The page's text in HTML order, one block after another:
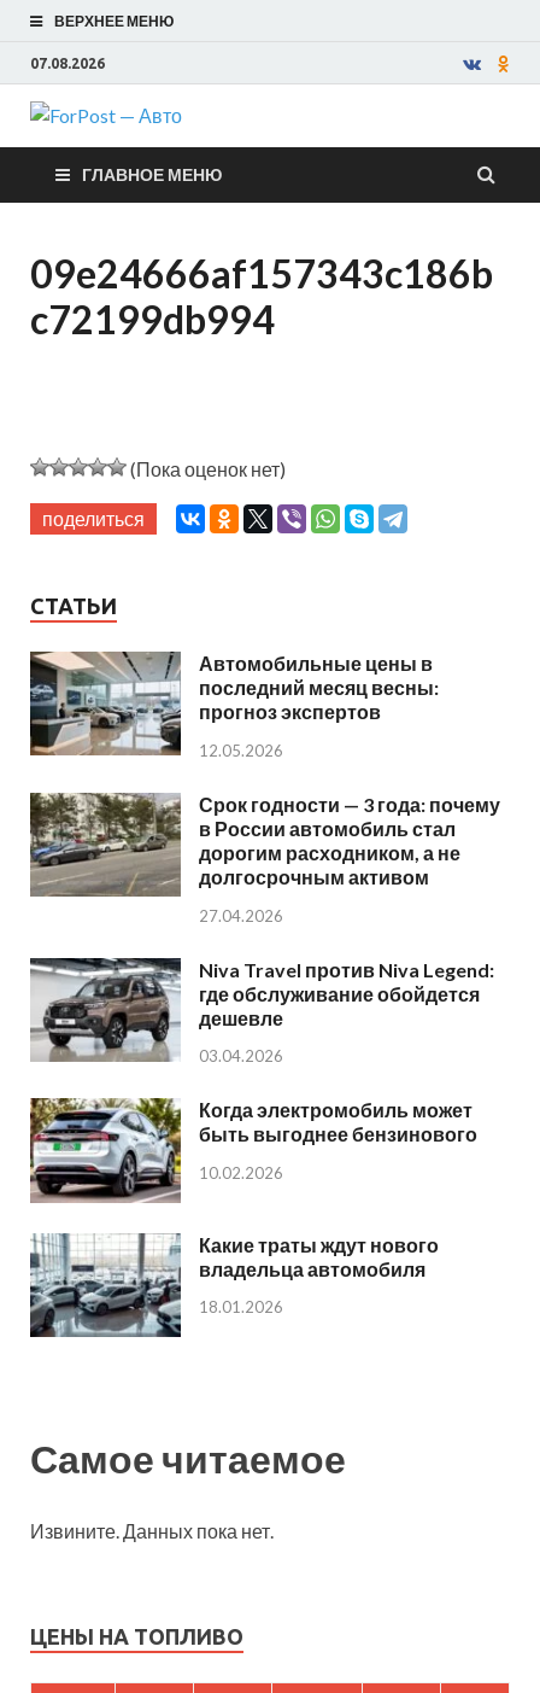
ВЕРХНЕЕ МЕНЮ
07.08.2026
ForPost —
Авто
ГЛАВНОЕ МЕНЮ
09e24666af157343c186b
c72199db994
(Пока оценок нет)
поделиться
СТАТЬИ
Автомобильные цены в
последний месяц весны:
прогноз экспертов
12.05.2026
Срок годности — 3 года: почему
в России автомобиль стал
дорогим расходником, а не
долгосрочным активом
27.04.2026
Niva Travel против Niva Legend:
где обслуживание обойдется
дешевле
03.04.2026
Когда электромобиль может
быть выгоднее бензинового
10.02.2026
Какие траты ждут нового
владельца автомобиля
18.01.2026
Самое читаемое
Извините. Данных пока нет.
ЦЕНЫ НА ТОПЛИВО